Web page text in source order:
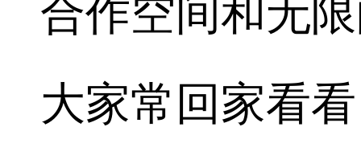
合作空间和无
大家常回家看